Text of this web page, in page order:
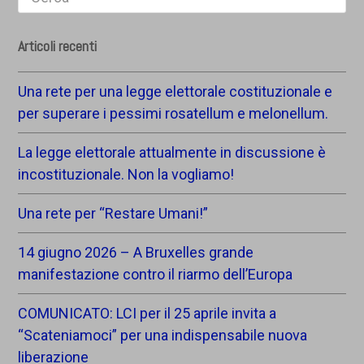
Articoli recenti
Una rete per una legge elettorale costituzionale e
per superare i pessimi rosatellum e melonellum.
La legge elettorale attualmente in discussione è
incostituzionale. Non la vogliamo!
Una rete per “Restare Umani!”
14 giugno 2026 – A Bruxelles grande
manifestazione contro il riarmo dell’Europa
COMUNICATO: LCI per il 25 aprile invita a
“Scateniamoci” per una indispensabile nuova
liberazione